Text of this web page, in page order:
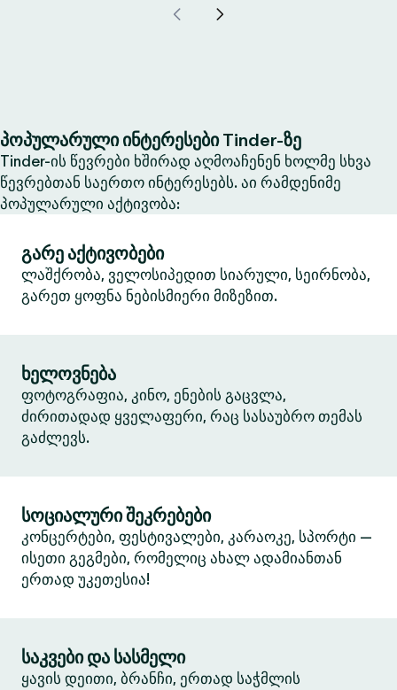
პოპულარული ინტერესები Tinder-ზე
Tinder-ის წევრები ხშირად აღმოაჩენენ ხოლმე სხვა
წევრებთან საერთო ინტერესებს. აი რამდენიმე
პოპულარული აქტივობა:
გარე აქტივობები
ლაშქრობა, ველოსიპედით სიარული, სეირნობა,
გარეთ ყოფნა ნებისმიერი მიზეზით.
ხელოვნება
ფოტოგრაფია, კინო, ენების გაცვლა,
ძირითადად ყველაფერი, რაც სასაუბრო თემას
გაძლევს.
სოციალური შეკრებები
კონცერტები, ფესტივალები, კარაოკე, სპორტი —
ისეთი გეგმები, რომელიც ახალ ადამიანთან
ერთად უკეთესია!
საკვები და სასმელი
ყავის დეითი, ბრანჩი, ერთად საჭმლის